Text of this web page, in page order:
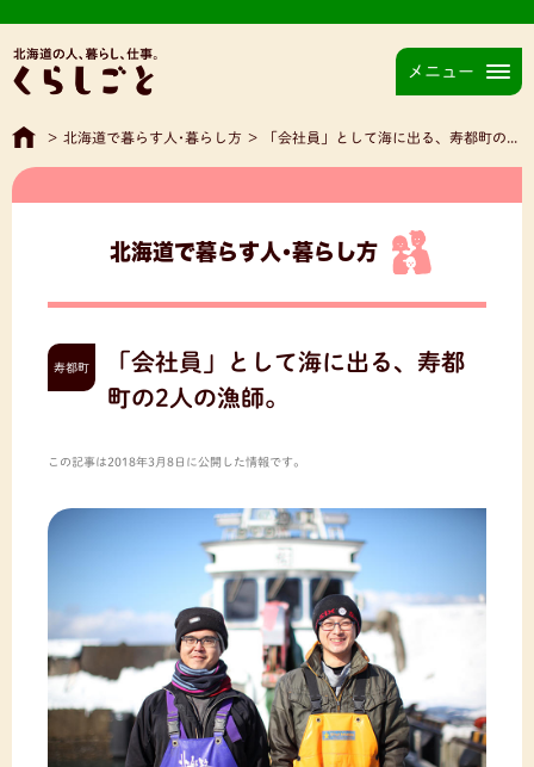
メニュー
> 北海道で暮らす人･暮らし方 > 「会社員」として海に出る、寿都町の2人の漁師。
北海道で暮らす人･暮らし方
寿都町
「会社員」として海に出る、寿都
町の2人の漁師。
この記事は2018年3月8日に公開した情報です。